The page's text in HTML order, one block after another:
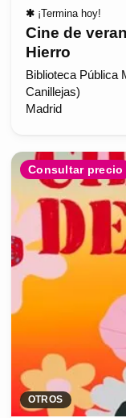
✱ ¡Termina hoy!
Cine de
Hierro
Biblioteca Pública
Canillejas)
Madrid
Consultar precio
OTROS